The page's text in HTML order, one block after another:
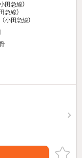
田急線）
急線）
小田急線）